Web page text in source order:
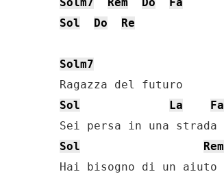
Sol
Do Re
Solm7
Sol
La Fa
Sol
Rem
Hai bisogno di un aiuto